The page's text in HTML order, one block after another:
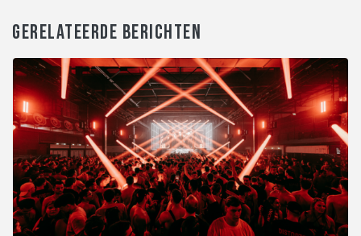
GERELATEERDE BERICHTEN